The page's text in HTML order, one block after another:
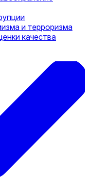
и терроризма
качества